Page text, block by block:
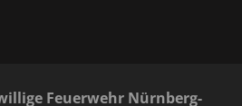
Feuerwehr Nürnberg-